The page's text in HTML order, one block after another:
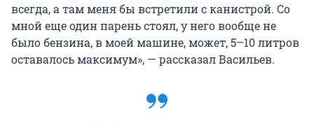
всегда, а там меня бы встретили с канистрой. Со
мной еще один парень стоял, у него вообще не
было бензина, в моей машине, может, 5–10 литров
оставалось максимум», — рассказал Васильев.